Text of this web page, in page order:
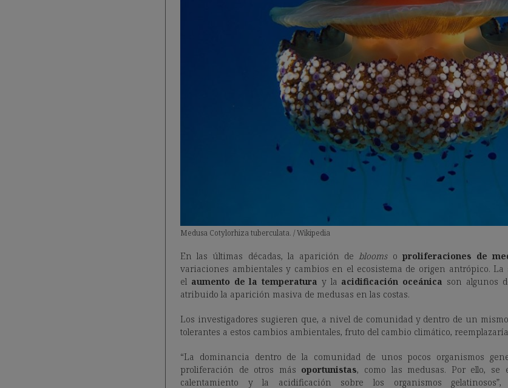
Medusa Cotylorhiza tuberculata. / Wikipedia
En las últimas décadas, la aparición deblooms o proliferaciones de
variaciones ambientales y cambios en el ecosistema de origen antrópico. La
el aumento de la temperatura y la acidificación oceánica son algunos
atribuido la aparición masiva de medusas en las costas.
Los investigadores sugieren que, a nivel de comunidad y dentro de un
tolerantes a estos cambios ambientales, fruto del cambio climático,
“La dominancia dentro de la comunidad de unos pocos organismos
proliferación de otros más oportunistas, como las medusas. Por ello, se
calentamiento y la acidificación sobre los organismos